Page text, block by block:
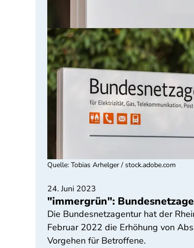
24. Juni 2023
"immergrün":
Die Bundesnetzagentur hat der
Februar 2022 die Erhöhung von
Vorgehen für Betroffene.
Quelle: Tobias Arhelger / stock.adobe.com